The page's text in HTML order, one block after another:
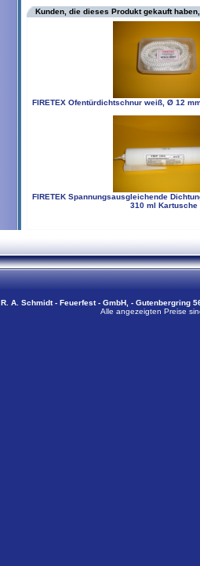
Kunden, die dieses Produkt gekauft
FIRETEX Ofentürdichtschnur weiß, Ø 12
FIRETEK Spannungsausgleichende
310 ml Kartusche
R. A. Schmidt - Feuerfest - GmbH, - Gutenbergring
Alle angezeigten Preise